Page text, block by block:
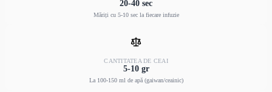
20-40 sec
Măriți cu 5-10 sec la fiecare infuzie
CANTITATEA DE CEAI
5-10 gr
La 100-150 ml de apă (gaiwan/ceainic)